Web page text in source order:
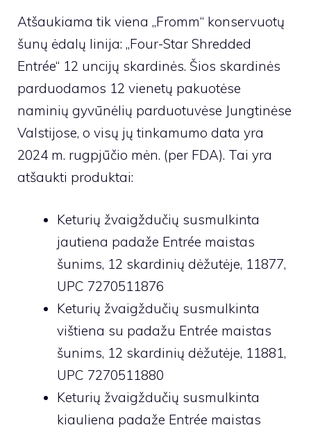
Atšaukiama tik viena „Fromm“ konservuotų
šunų ėdalų linija: „Four-Star Shredded
Entrée“ 12 uncijų skardinės. Šios skardinės
parduodamos 12 vienetų pakuotėse
naminių gyvūnėlių parduotuvėse Jungtinėse
Valstijose, o visų jų tinkamumo data yra
2024 m. rugpjūčio mėn. (per FDA). Tai yra
atšaukti produktai:
Keturių žvaigždučių susmulkinta
jautiena padaže Entrée maistas
šunims, 12 skardinių dėžutėje, 11877,
UPC 7270511876
Keturių žvaigždučių susmulkinta
vištiena su padažu Entrée maistas
šunims, 12 skardinių dėžutėje, 11881,
UPC 7270511880
Keturių žvaigždučių susmulkinta
kiauliena padaže Entrée maistas